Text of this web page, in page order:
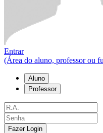
Entrar
(Área do aluno, professor ou
Aluno
Professor
Fazer Login